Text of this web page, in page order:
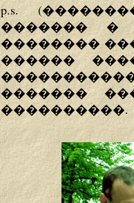
p.s.
������� �
��������
������
�������
����������.